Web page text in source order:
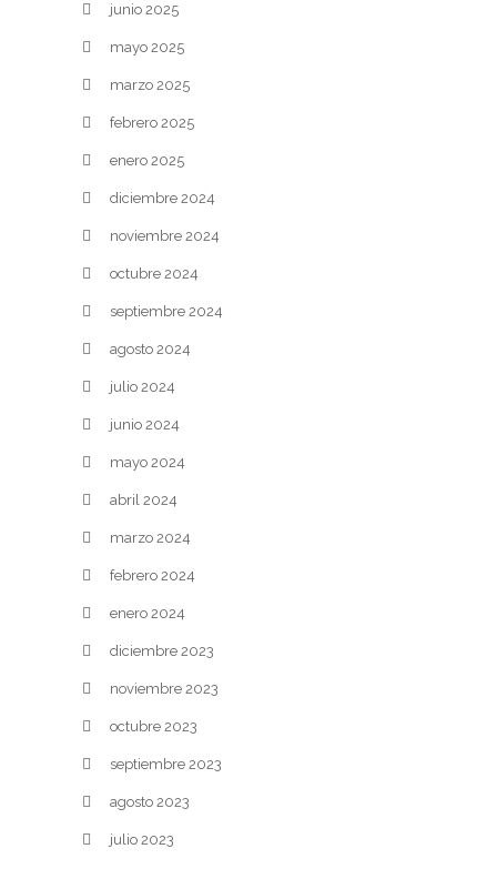
junio 2025
mayo 2025
marzo 2025
febrero 2025
enero 2025
diciembre 2024
noviembre 2024
octubre 2024
septiembre 2024
agosto 2024
julio 2024
junio 2024
mayo 2024
abril 2024
marzo 2024
febrero 2024
enero 2024
diciembre 2023
noviembre 2023
octubre 2023
septiembre 2023
agosto 2023
julio 2023